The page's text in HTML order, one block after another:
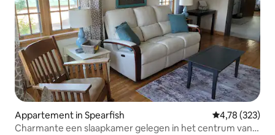
Appartement in Spearfish Gemiddelde
4,78 (323)
Charmante een slaapkamer gelegen in het centrum van